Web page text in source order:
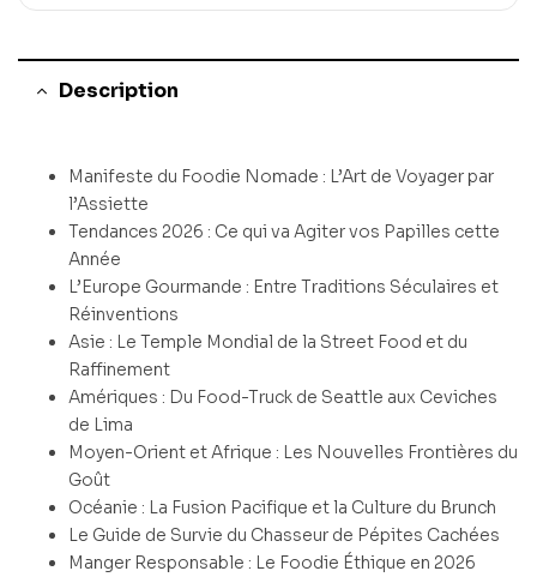
Description
Manifeste du Foodie Nomade : L’Art de Voyager par
l’Assiette
Tendances 2026 : Ce qui va Agiter vos Papilles cette
Année
L’Europe Gourmande : Entre Traditions Séculaires et
Réinventions
Asie : Le Temple Mondial de la Street Food et du
Raffinement
Amériques : Du Food-Truck de Seattle aux Ceviches
de Lima
Moyen-Orient et Afrique : Les Nouvelles Frontières du
Goût
Océanie : La Fusion Pacifique et la Culture du Brunch
Le Guide de Survie du Chasseur de Pépites Cachées
Manger Responsable : Le Foodie Éthique en 2026